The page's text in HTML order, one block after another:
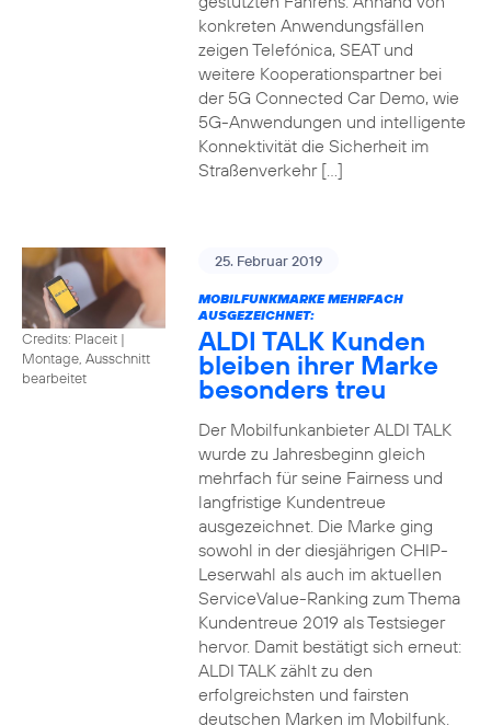
konkreten Anwendungsfällen
zeigen Telefónica, SEAT und
weitere Kooperationspartner bei
der 5G Connected Car Demo, wie
5G-Anwendungen und intelligente
Konnektivität die Sicherheit im
Straßenverkehr […]
Credits: Placeit |
Montage, Ausschnitt
bearbeitet
25. Februar 2019
MOBILFUNKMARKE MEHRFACH
AUSGEZEICHNET:
ALDI TALK Kunden
bleiben ihrer Marke
besonders treu
Der Mobilfunkanbieter ALDI TALK
wurde zu Jahresbeginn gleich
mehrfach für seine Fairness und
langfristige Kundentreue
ausgezeichnet. Die Marke ging
sowohl in der diesjährigen CHIP-
Leserwahl als auch im aktuellen
ServiceValue-Ranking zum Thema
Kundentreue 2019 als Testsieger
hervor. Damit bestätigt sich erneut:
ALDI TALK zählt zu den
erfolgreichsten und fairsten
deutschen Marken im Mobilfunk.